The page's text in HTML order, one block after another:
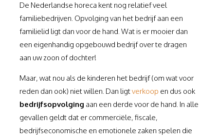
De Nederlandse horeca kent nog relatief veel
familiebedrijven. Opvolging van het bedrijf aan een
familielid ligt dan voor de hand. Wat is er mooier dan
een eigenhandig opgebouwd bedrijf over te dragen
aan uw zoon of dochter!
Maar, wat nou als de kinderen het bedrijf (om wat voor
reden dan ook) niet willen. Dan ligtverkoop en dus ook
bedrijfsopvolging aan een derde voor de hand. In alle
gevallen geldt dat er commerciële, fiscale,
bedrijfseconomische en emotionele zaken spelen die